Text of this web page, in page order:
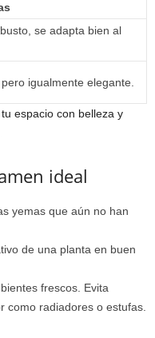
se adapta bien al
igualmente elegante.
espacio con belleza y
ideal
yemas que aún no han
de una planta en buen
frescos. Evita
como radiadores o estufas.